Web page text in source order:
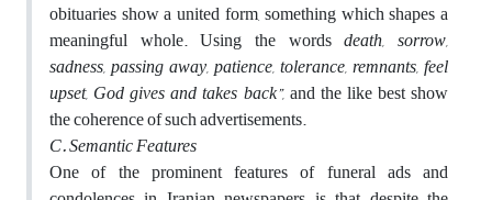
obituaries show a united form, something which shapes a
meaningful whole. Using the wordsdeath, sorrow,
sadness, passing away, patience, tolerance, remnants, feel
upset, God gives and takes back”,and the like best show
the coherence of such advertisements.
C.Semantic Features
One of the prominent features of funeral ads and